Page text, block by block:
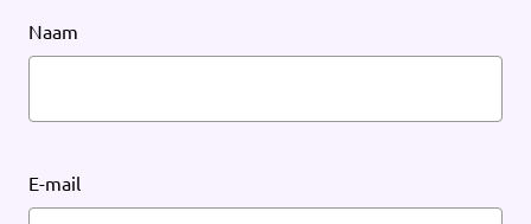
Sprekersaanvraag
Charge - Wetenschappelijk Platform Volt
Naam
E-mail